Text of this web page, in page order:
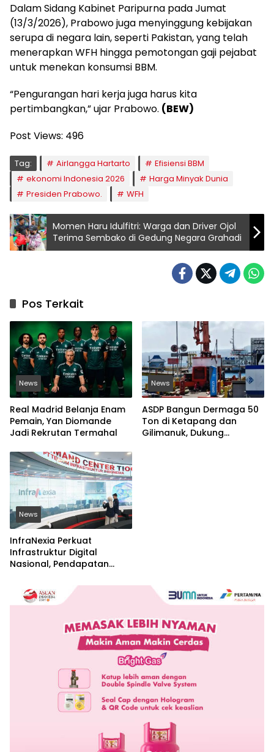
Dalam Sidang Kabinet Paripurna pada Jumat
(13/3/2026), Prabowo juga menyinggung kebijakan
serupa di negara lain, seperti Pakistan, yang telah
menerapkan WFH hingga pemotongan gaji pejabat
untuk menekan konsumsi BBM.
“Pengurangan hari kerja juga harus kita
pertimbangkan,” ujar Prabowo. (BEW)
Post Views: 496
Tag: Airlangga Hartarto
Efisiensi BBM
ekonomi Indonesia 2026
Harga Minyak Dunia
Presiden Prabowo.
WFH
Momen Haru Idulfitri: Warga dan Driver Ojol
Terima Sembako di Gedung Negara Grahadi
Pos Terkait
News
Real Madrid Belanja Enam
Pemain, Yan Diomande
Jadi Rekrutan Termahal
News
ASDP Bangun Dermaga 50
Ton di Ketapang dan
Gilimanuk, Dukung
News
InfraNexia Perkuat
Infrastruktur Digital
Nasional, Pendapatan
Persen